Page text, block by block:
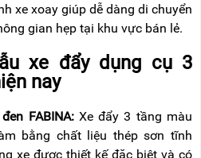
xe xoay giúp dễ dàng di chuyển
gian hẹp tại khu vực bán lẻ.
xe đẩy dụng cụ 3
nay
FABINA:Xe đẩy 3 tầng màu
bằng chất liệu thép sơn tĩnh
xe được thiết kế đặc biệt và có